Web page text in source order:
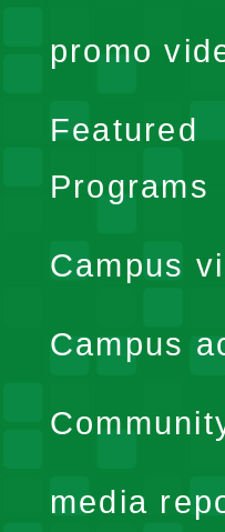
promo
Featured
Programs
Campus
Campus
media